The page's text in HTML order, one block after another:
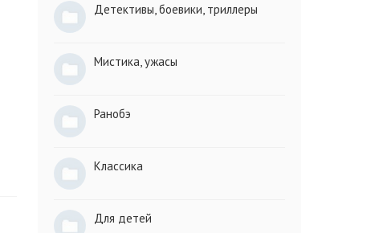
Детективы, боевики, триллеры
Мистика, ужасы
Ранобэ
Классика
Для детей